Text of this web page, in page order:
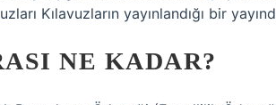
Kılavuzların yayınlandığı bir
NE KADAR?